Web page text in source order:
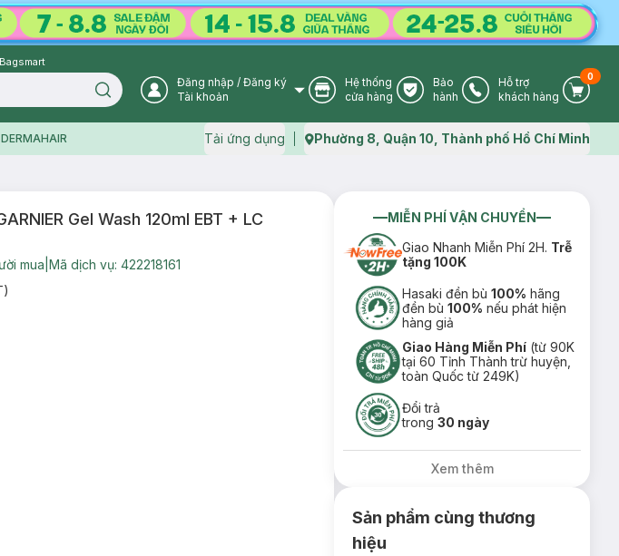
Bagsmart
Search icon User Icon
Đăng nhập / Đăng ký
Tài khoản
Store Icon
Hệ thống
cửa hàng
Warranty Icon
Bảo
hành
Phone Icon
Hỗ trợ
khách hàng
Cart
0
DERMAHAIR Tải ứng dụng Map icon
Phường 8, Quận 10, Thành phố Hồ Chí Minh
Gel Wash 120ml EBT + LC
Icon
mua Mã dịch vụ: 422218161
MIỄN PHÍ VẬN CHUYỂN
Giao Nhanh Miễn Phí 2H. Trễ
tặng 100K
Hasaki đền bù100% hãng
đền bù100% nếu phát hiện
hàng giả
Giao Hàng Miễn Phí (từ 90K
tại 60 Tỉnh Thành trừ huyện,
toàn Quốc từ 249K)
Đổi trả
trong30 ngày
Xem thêm
Sản phẩm cùng thương
hiệu